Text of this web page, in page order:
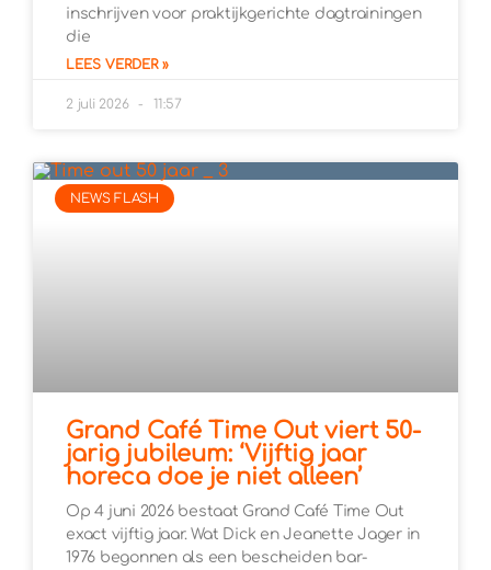
inschrijven voor praktijkgerichte dagtrainingen
die
LEES VERDER »
2 juli 2026 11:57
NEWS FLASH
Grand Café Time Out viert 50-
jarig jubileum: ‘Vijftig jaar
horeca doe je niet alleen’
Op 4 juni 2026 bestaat Grand Café Time Out
exact vijftig jaar. Wat Dick en Jeanette Jager in
1976 begonnen als een bescheiden bar-